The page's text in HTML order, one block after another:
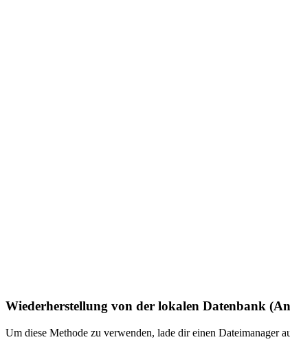
Wiederherstellung von der lokalen Datenbank
Um diese Methode zu verwenden, lade dir einen Dateimanager